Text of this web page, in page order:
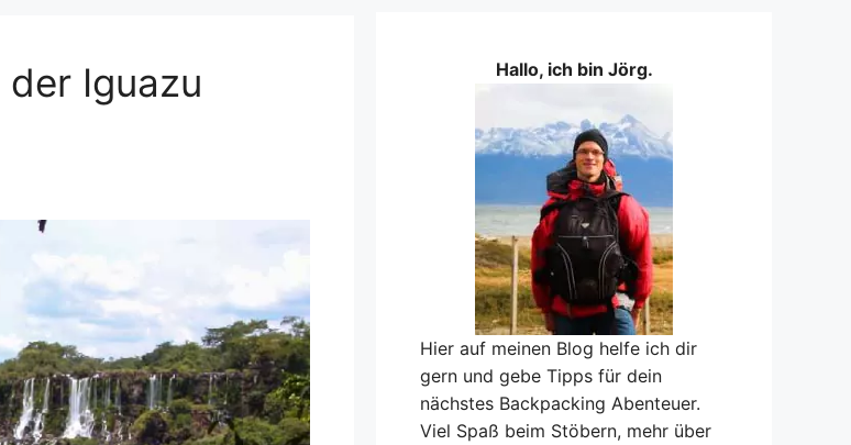
Iguazu
Hallo, ich bin Jörg.
Hier auf meinen Blog helfe ich dir
gern und gebe Tipps für dein
nächstes Backpacking Abenteuer.
Viel Spaß beim Stöbern, mehr über